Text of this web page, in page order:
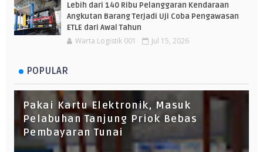
Lebih dari 140 Ribu Pelanggaran Kendaraan
Angkutan Barang Terjadi Uji Coba Pengawasan
ETLE dari Awal Tahun
Warta Logistik 001 Jul 15, 2026
POPULAR
Pakai Kartu Elektronik, Masuk
Pelabuhan Tanjung Priok Bebas
Pembayaran Tunai